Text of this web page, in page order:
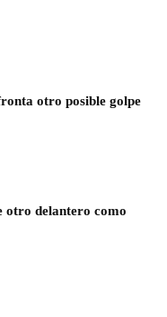
otro posible golpe
otro delantero como